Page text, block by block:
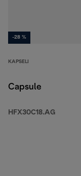
-28 %
KAPSELI
Capsule
HFX30C18.AG